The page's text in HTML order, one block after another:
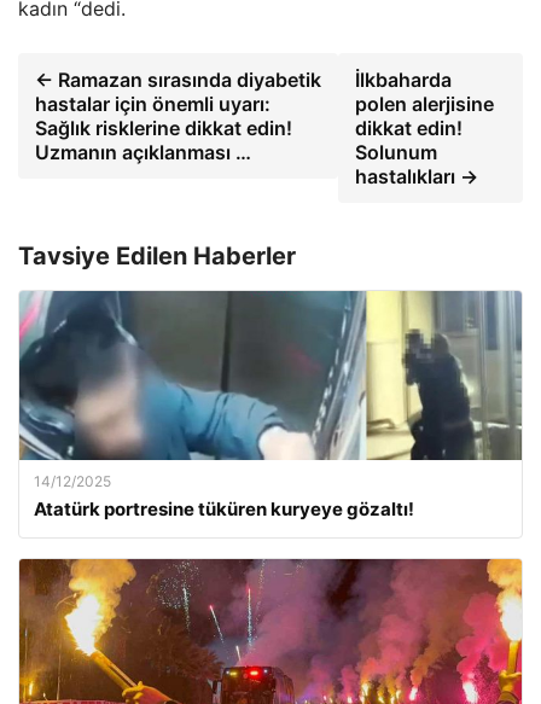
kadın “dedi.
← Ramazan sırasında diyabetik
hastalar için önemli uyarı:
Sağlık risklerine dikkat edin!
Uzmanın açıklanması …
İlkbaharda
polen alerjisine
dikkat edin!
Solunum
hastalıkları →
Tavsiye Edilen Haberler
14/12/2025
Atatürk portresine tüküren kuryeye gözaltı!